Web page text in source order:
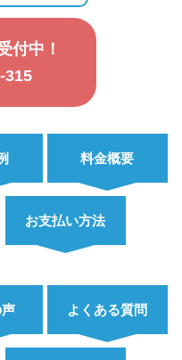
付中！
315
料金概要
お支払い方法
よくある質問